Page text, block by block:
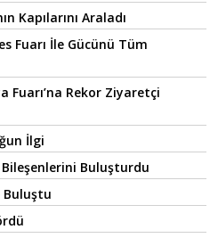
Kapılarını Araladı
Fuarı İle Gücünü Tüm
Fuarı’na Rekor Ziyaretçi
İlgi
Buluşturdu
Buluştu